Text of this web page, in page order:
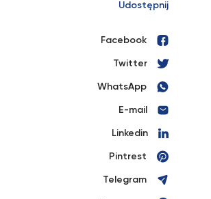
Udostępnij
Facebook
Twitter
WhatsApp
E-mail
Linkedin
Pintrest
Telegram